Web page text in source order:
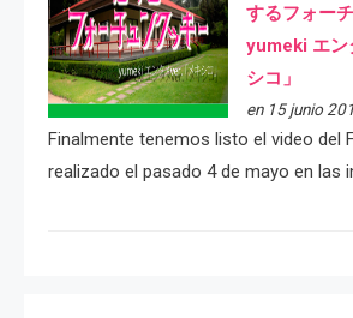
するフォー
yumeki エン
シコ」
en 15 junio
Finalmente tenemos listo el video del
realizado el pasado 4 de mayo en las